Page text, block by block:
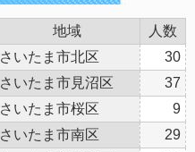
地域
人数
さいたま市北区
30
さいたま市見沼区
37
さいたま市桜区
9
さいたま市南区
29